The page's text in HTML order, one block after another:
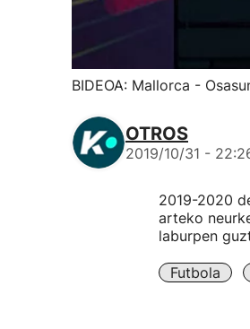
BIDEOA: Mallorca -
OTROS
2019/10/31 -
2019-2020
arteko
laburpen
Futbola